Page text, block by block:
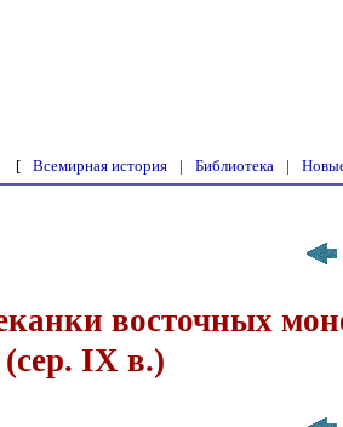
[ Всемирная история Библиотека
восточных
IX в.)